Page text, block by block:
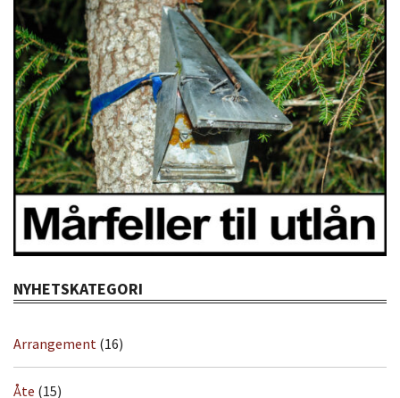
NYHETSKATEGORI
Arrangement (16)
Åte (15)